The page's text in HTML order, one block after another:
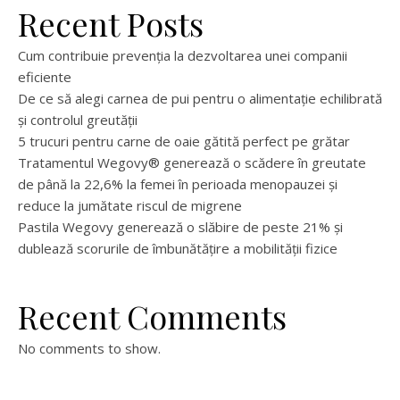
Recent Posts
Cum contribuie prevenția la dezvoltarea unei companii
eficiente
De ce să alegi carnea de pui pentru o alimentație echilibrată
și controlul greutății
5 trucuri pentru carne de oaie gătită perfect pe grătar
Tratamentul Wegovy® generează o scădere în greutate
de până la 22,6% la femei în perioada menopauzei și
reduce la jumătate riscul de migrene
Pastila Wegovy generează o slăbire de peste 21% și
dublează scorurile de îmbunătățire a mobilității fizice
Recent Comments
No comments to show.